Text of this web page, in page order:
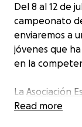
Del 8 al 12 de
campeonato
enviaremos a
jóvenes que
en la
La Asociación
activamente
Read more